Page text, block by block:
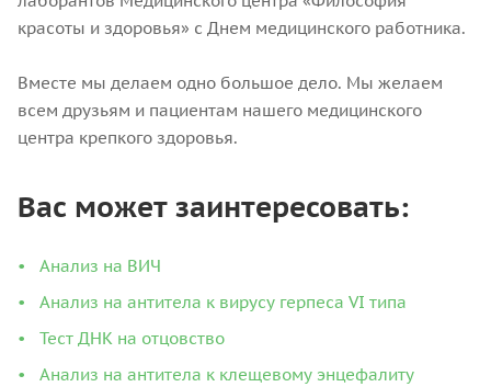
красоты и здоровья» с Днем медицинского работника.
Вместе мы делаем одно большое дело. Мы желаем
всем друзьям и пациентам нашего медицинского
центра крепкого здоровья.
Вас может заинтересовать:
Анализ на ВИЧ
Анализ на антитела к вирусу герпеса VI типа
Тест ДНК на отцовство
Анализ на антитела к клещевому энцефалиту